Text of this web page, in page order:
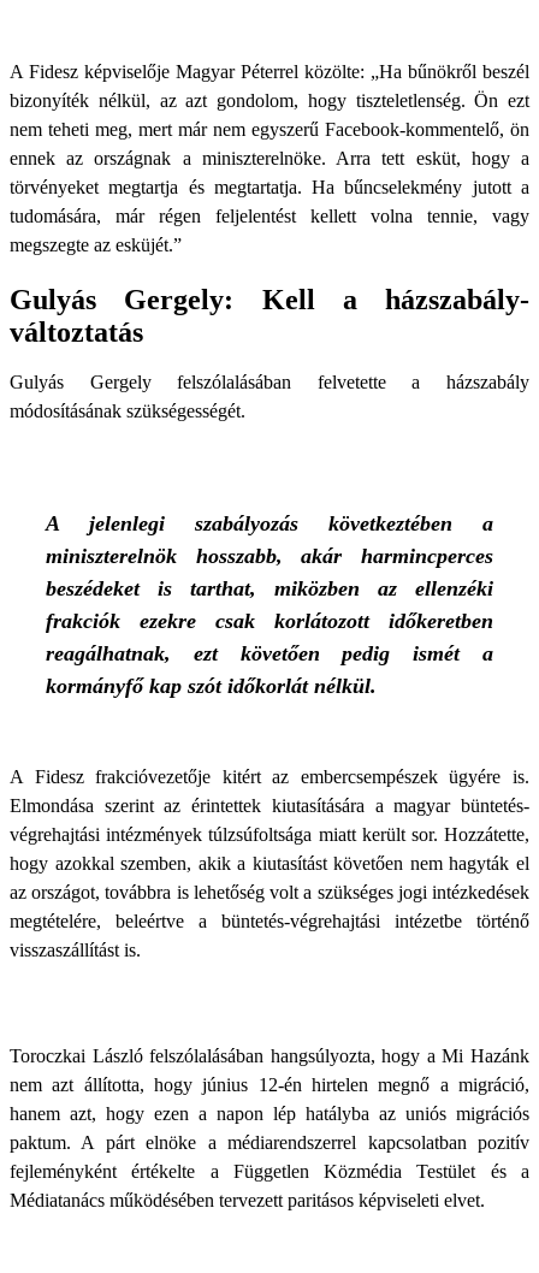
A Fidesz képviselője Magyar Péterrel közölte: „Ha bűnökről beszél
bizonyíték nélkül, az azt gondolom, hogy tiszteletlenség. Ön ezt
nem teheti meg, mert már nem egyszerű Facebook-kommentelő, ön
ennek az országnak a miniszterelnöke. Arra tett esküt, hogy a
törvényeket megtartja és megtartatja. Ha bűncselekmény jutott a
tudomására, már régen feljelentést kellett volna tennie, vagy
megszegte az esküjét.”
Gulyás Gergely: Kell a házszabály-
változtatás
Gulyás Gergely felszólalásában felvetette a házszabály
módosításának szükségességét.
A jelenlegi szabályozás következtében a
miniszterelnök hosszabb, akár harmincperces
beszédeket is tarthat, miközben az ellenzéki
frakciók ezekre csak korlátozott időkeretben
reagálhatnak, ezt követően pedig ismét a
kormányfő kap szót időkorlát nélkül.
A Fidesz frakcióvezetője kitért az embercsempészek ügyére is.
Elmondása szerint az érintettek kiutasítására a magyar büntetés-
végrehajtási intézmények túlzsúfoltsága miatt került sor. Hozzátette,
hogy azokkal szemben, akik a kiutasítást követően nem hagyták el
az országot, továbbra is lehetőség volt a szükséges jogi intézkedések
megtételére, beleértve a büntetés-végrehajtási intézetbe történő
visszaszállítást is.
Toroczkai László felszólalásában hangsúlyozta, hogy a Mi Hazánk
nem azt állította, hogy június 12-én hirtelen megnő a migráció,
hanem azt, hogy ezen a napon lép hatályba az uniós migrációs
paktum. A párt elnöke a médiarendszerrel kapcsolatban pozitív
fejleményként értékelte a Független Közmédia Testület és a
Médiatanács működésében tervezett paritásos képviseleti elvet.